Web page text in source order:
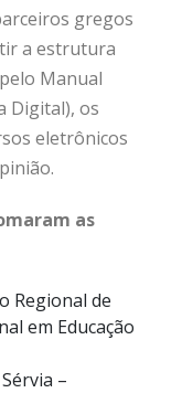
gregos
a estrutura
Manual
Digital), os
eletrônicos
as
Regional de
em Educação
–